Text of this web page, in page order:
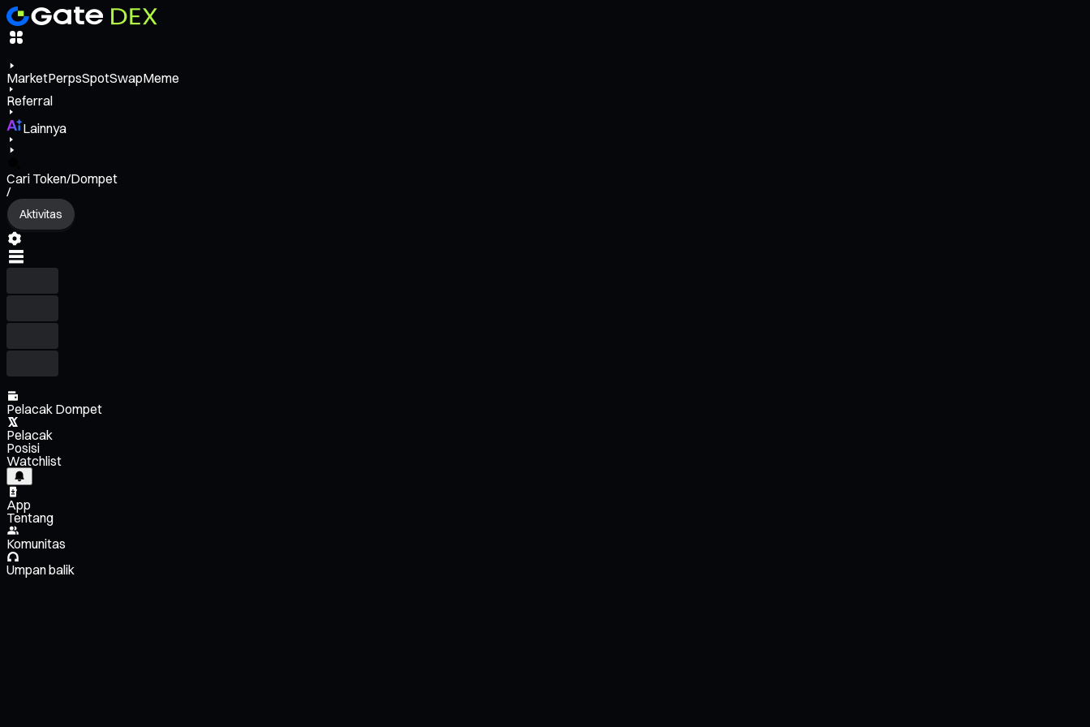
MarketPerpsSpotSwapMeme
Referral
Lainnya
Cari Token/Dompet
/
Aktivitas
Pelacak Dompet
Pelacak
Posisi
Watchlist
App
Tentang
Komunitas
Umpan balik